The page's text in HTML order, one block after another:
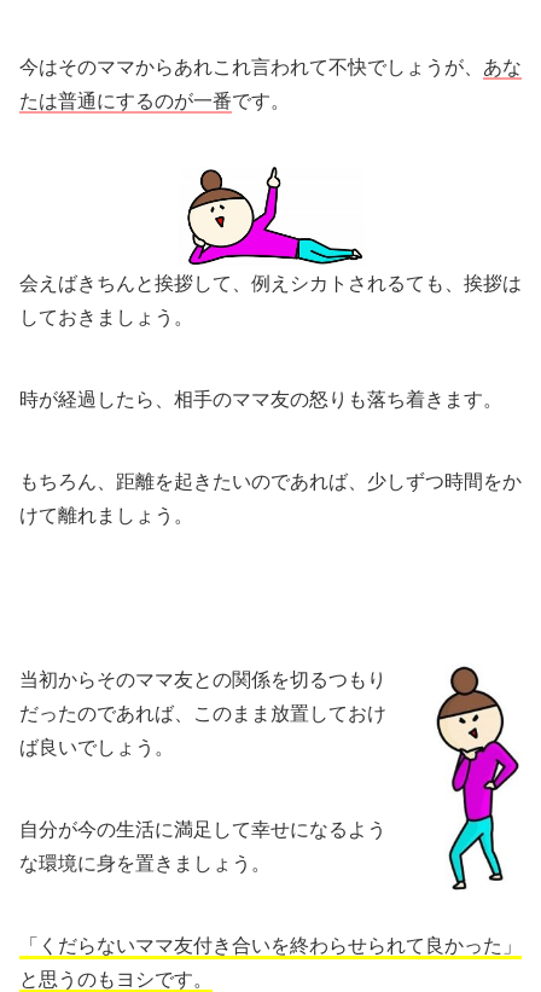
今はそのママからあれこれ言われて不快でしょうが、 あな
たは普通にするのが一番です。
会えばきちんと挨拶して、例えシカトされるても、挨拶は
しておきましょう。
時が経過したら、相手のママ友の怒りも落ち着きます。
もちろん、距離を起きたいのであれば、少しずつ時間をか
けて離れましょう。
当初からそのママ友との関係を切るつもり
だったのであれば、このまま放置しておけ
ば良いでしょう。
自分が今の生活に満足して幸せになるよう
な環境に身を置きましょう。
「くだらないママ友付き合いを終わらせられて良かった」
と思うのもヨシです。